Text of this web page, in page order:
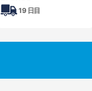
19 日目